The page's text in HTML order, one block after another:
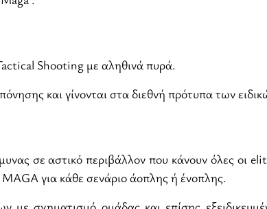
Shooting με αληθινά πυρά.
και γίνονται στα διεθνή πρότυπα των
σε αστικό περιβάλλον που κάνουν όλες οι
για κάθε σενάριο άοπλης ή ένοπλης.